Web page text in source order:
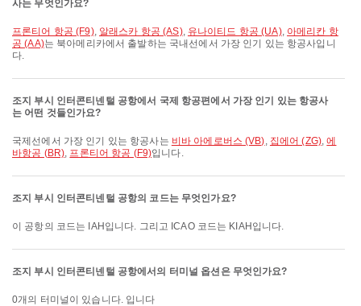
사는 무엇인가요?
프론티어 항공 (F9), 알래스카 항공 (AS), 유나이티드 항공 (UA), 아메리칸 항
공 (AA)는 북아메리카에서 출발하는 국내선에서 가장 인기 있는 항공사입니
다.
조지 부시 인터콘티넨털 공항에서 국제 항공편에서 가장 인기 있는 항공사
는 어떤 것들인가요?
국제선에서 가장 인기 있는 항공사는 비바 아에로버스 (VB), 집에어 (ZG),에
바항공 (BR), 프론티어 항공 (F9)입니다.
조지 부시 인터콘티넨털 공항의 코드는 무엇인가요?
이 공항의 코드는 IAH입니다. 그리고 ICAO 코드는 KIAH입니다.
조지 부시 인터콘티넨털 공항에서의 터미널 옵션은 무엇인가요?
0개의 터미널이 있습니다. 입니다